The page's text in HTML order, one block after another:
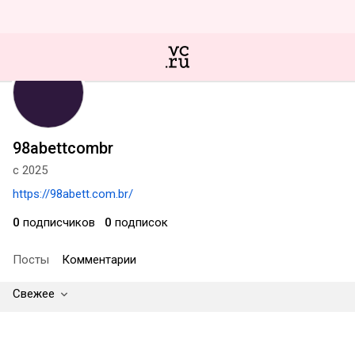
98abettcombr
с 2025
https://98abett.com.br/
0 подписчиков 0 подписок
Посты Комментарии
Свежее